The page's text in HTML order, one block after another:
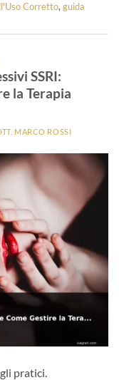
Corretto,guida
SSRI:
la Terapia
MARCO ROSSI
pratici.